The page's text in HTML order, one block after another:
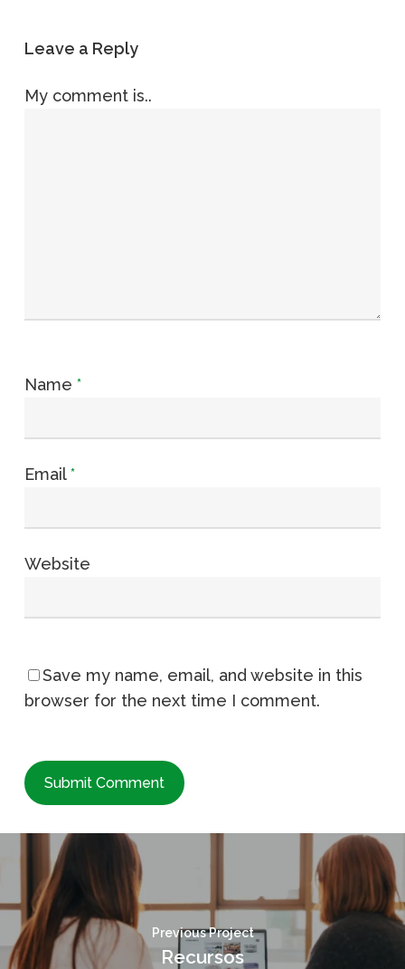
Leave a Reply
My comment is..
Name *
Email*
Website
Save my name, email, and website in this
browser for the next time I comment.
Previous Project
Recursos